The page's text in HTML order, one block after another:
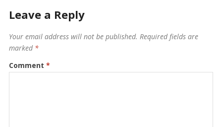
Leave a Reply
Your email address will not be published. Required fields are
marked *
Comment *